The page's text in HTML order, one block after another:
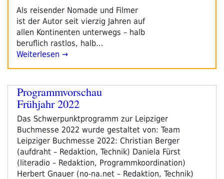
Als reisender Nomade und Filmer
ist der Autor seit vierzig Jahren auf
allen Kontinenten unterwegs – halb
beruflich rastlos, halb…
Weiterlesen →
Programmvorschau
Frühjahr 2022
Das Schwerpunktprogramm zur Leipziger
Buchmesse 2022 wurde gestaltet von: Team
Leipziger Buchmesse 2022: Christian Berger
(aufdraht – Redaktion, Technik) Daniela Fürst
(literadio – Redaktion, Programmkoordination)
Herbert Gnauer (no-na.net – Redaktion, Technik)